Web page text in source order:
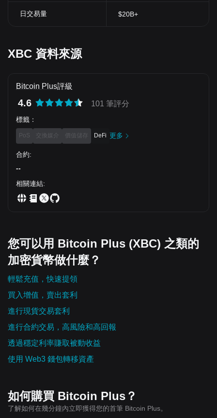
日交易量 $20B+
XBC 資料來源
Bitcoin Plus評級
4.6 101 筆評分
標籤 ：
PoS 交換媒介 價值儲存 DeFi 更多
合約:
--
相關連結:
您可以用 Bitcoin Plus (XBC) 之類的
加密貨幣做什麼？
輕鬆充值，快速提領
買入增值，賣出套利
進行現貨交易套利
進行合約交易，高風險和高回報
透過穩定利率賺取被動收益
使用 Web3 錢包轉移資產
如何購買 Bitcoin Plus？
了解如何在幾分鐘內立即獲得您的首筆 Bitcoin Plus。